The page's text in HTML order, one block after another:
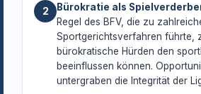
2 Bürokratie als
Regel des BFV, die zu
Sportgerichtsverfahren führte,
bürokratische Hürden den
beeinflussen können.
untergraben die Integrität der